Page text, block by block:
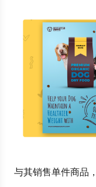
与其销售单件商品